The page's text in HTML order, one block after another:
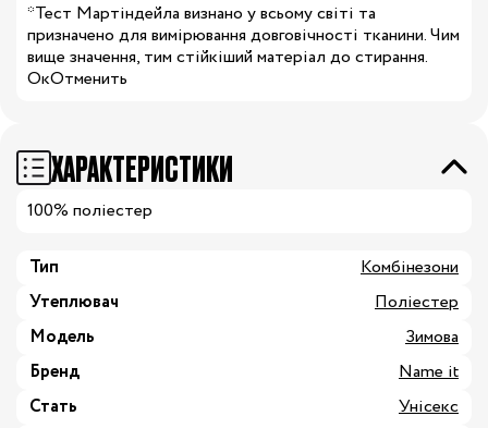
*Тест Мартіндейла визнано у всьому світі та
призначено для вимірювання довговічності тканини. Чим
вище значення, тим стійкіший матеріал до стирання.
ОкОтменить
ХАРАКТЕРИСТИКИ
100% поліестер
Тип
Комбінезони
Утеплювач
Поліестер
Модель
Зимова
Бренд
Name it
Стать
Унісекс